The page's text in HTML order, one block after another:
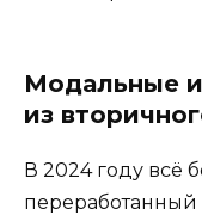
Модальные
из
В 2024 году всё
переработанный